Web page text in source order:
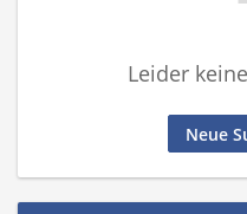
Leider
Neue